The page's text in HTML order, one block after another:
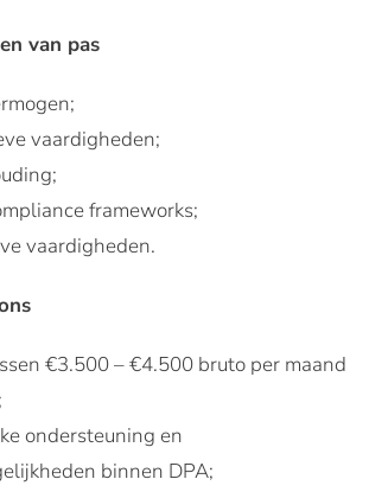
van pas
vaardigheden;
frameworks;
vaardigheden.
€3.500 – €4.500 bruto per maand
ondersteuning en
binnen DPA;